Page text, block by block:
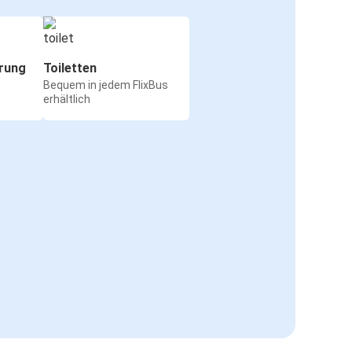
Toiletten
Bequem in jedem FlixBus
erhältlich